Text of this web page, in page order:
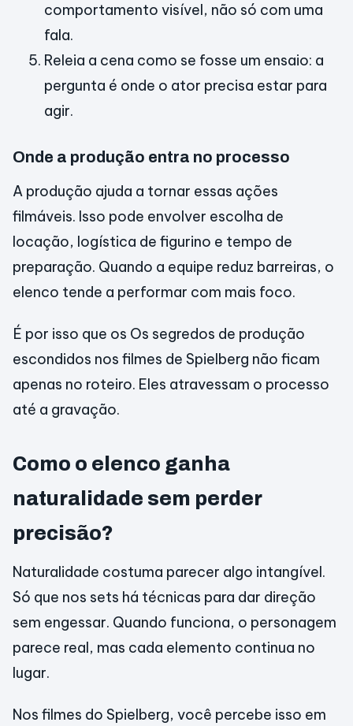
comportamento visível, não só com uma
fala.
Releia a cena como se fosse um ensaio: a
pergunta é onde o ator precisa estar para
agir.
Onde a produção entra no processo
A produção ajuda a tornar essas ações
filmáveis. Isso pode envolver escolha de
locação, logística de figurino e tempo de
preparação. Quando a equipe reduz barreiras, o
elenco tende a performar com mais foco.
É por isso que os Os segredos de produção
escondidos nos filmes de Spielberg não ficam
apenas no roteiro. Eles atravessam o processo
até a gravação.
Como o elenco ganha
naturalidade sem perder
precisão?
Naturalidade costuma parecer algo intangível.
Só que nos sets há técnicas para dar direção
sem engessar. Quando funciona, o personagem
parece real, mas cada elemento continua no
lugar.
Nos filmes do Spielberg, você percebe isso em